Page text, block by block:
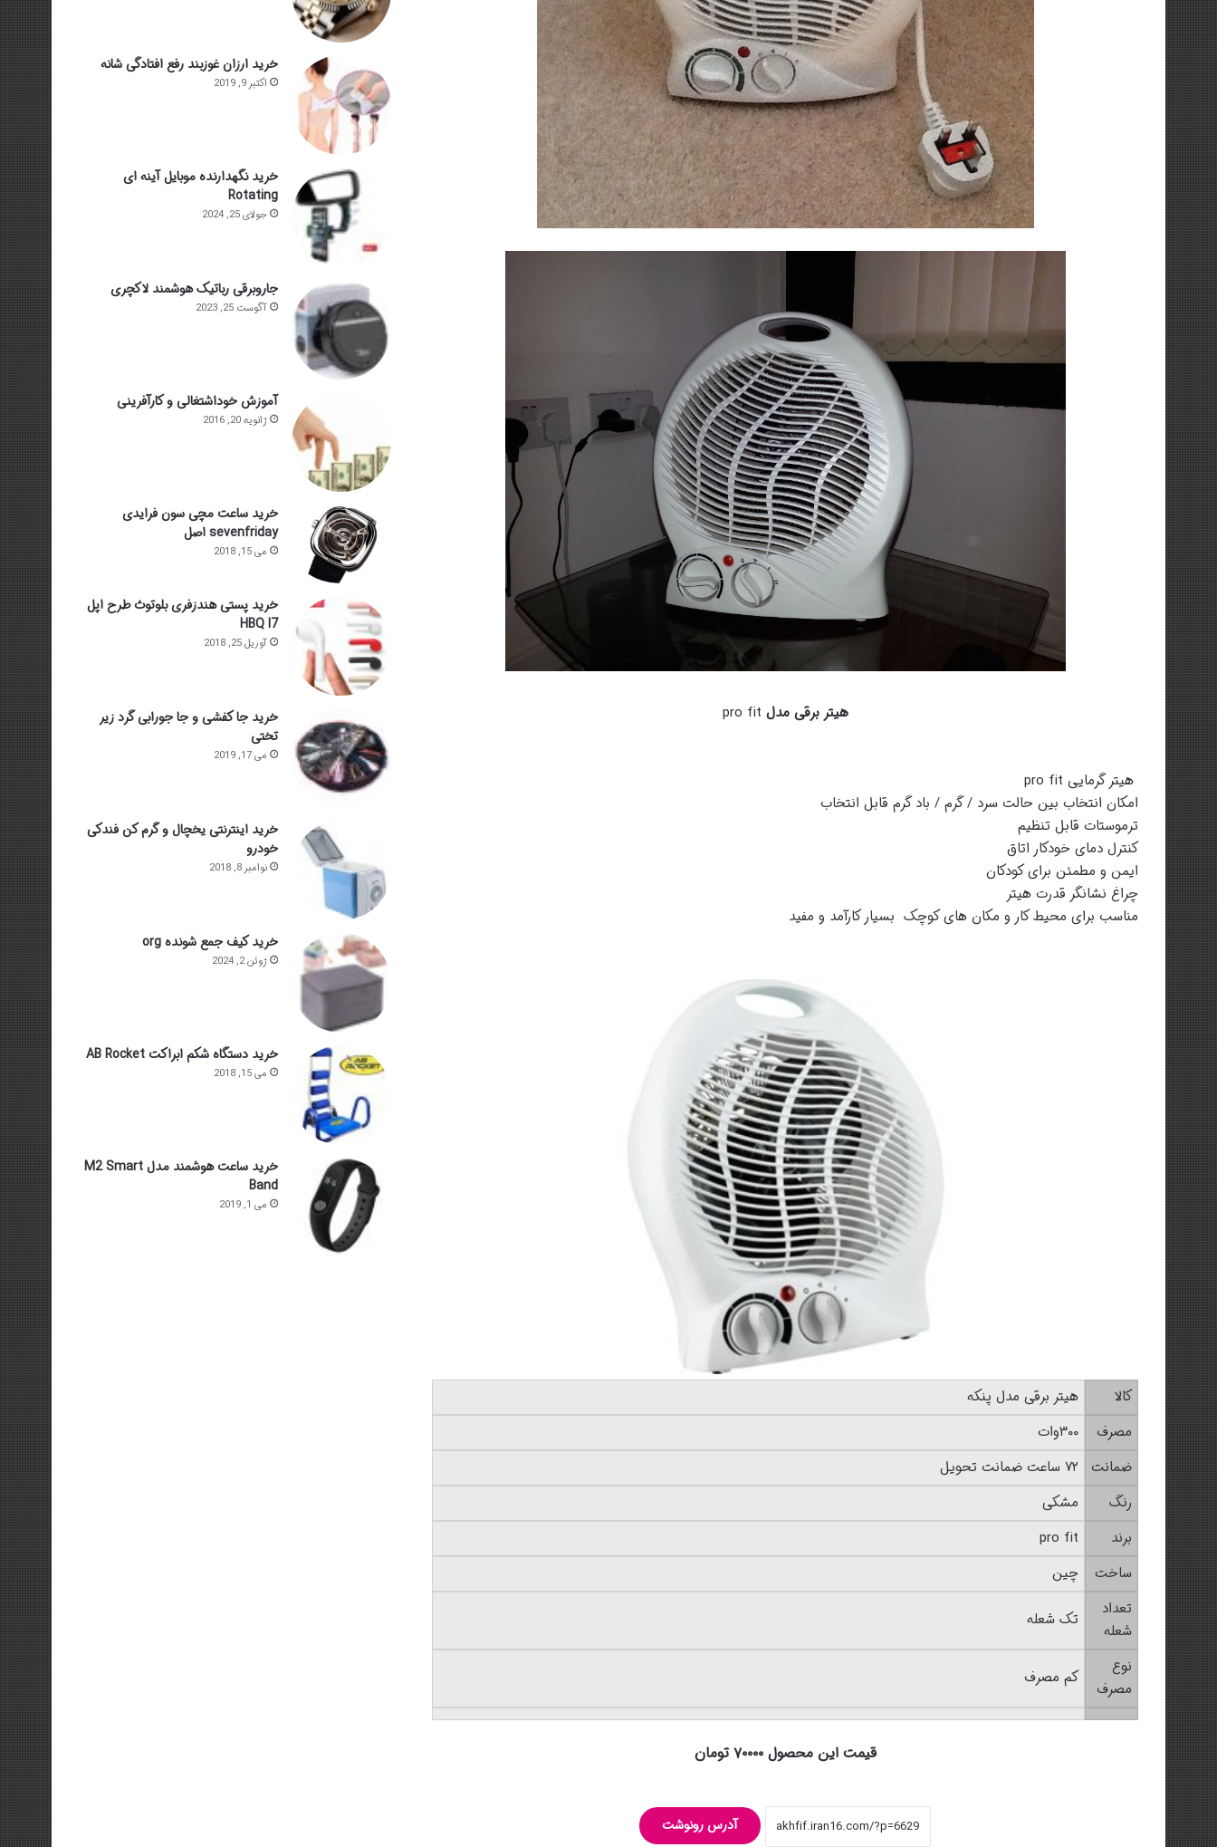
هیتر برقی مدل pro fit
هیتر گرمایی pro fit
امکان انتخاب بین حالت سرد / گرم / باد گرم قابل انتخاب
ترموستات قابل تنظیم
کنترل دمای خودکار اتاق
ایمن و مطمئن برای کودکان
چراغ نشانگر قدرت هیتر
مناسب برای محیط کار و مکان های کوچک بسیار کارآمد و مفید
کالا
هیتر برقی مدل پنکه
مصرف
۳۰۰وات
ضمانت
۷۲ ساعت ضمانت تحویل
رنگ
مشکی
برند
pro fit
ساخت
چین
تعداد
شعله
تک شعله
نوع
مصرف
کم مصرف
قیمت این محصول ۷۰۰۰۰ تومان
آدرس رونوشت
خرید ارزان غوزبند رفع افتادگی شانه
اکتبر 9, 2019
خرید نگهدارنده موبایل آینه ای
Rotating
جولای 25, 2024
جاروبرقی رباتیک هوشمند لاکچری
آگوست 25, 2023
آموزش خوداشتغالی و کارآفرینی
ژانویه 20, 2016
خرید ساعت مچی سون فرایدی
sevenfriday اصل
می 15, 2018
خرید پستی هندزفری بلوتوث طرح اپل
HBQ I7
آوریل 25, 2018
خرید جا کفشی و جا جورابی گرد زیر
تختی
می 17, 2019
خرید اینترنتی یخچال و گرم کن فندکی
خودرو
نوامبر 8, 2018
خرید کیف جمع شونده org
ژوئن 2, 2024
خرید دستگاه شکم ابراکت AB Rocket
می 15, 2018
خرید ساعت هوشمند مدل M2 Smart
Band
می 1, 2019